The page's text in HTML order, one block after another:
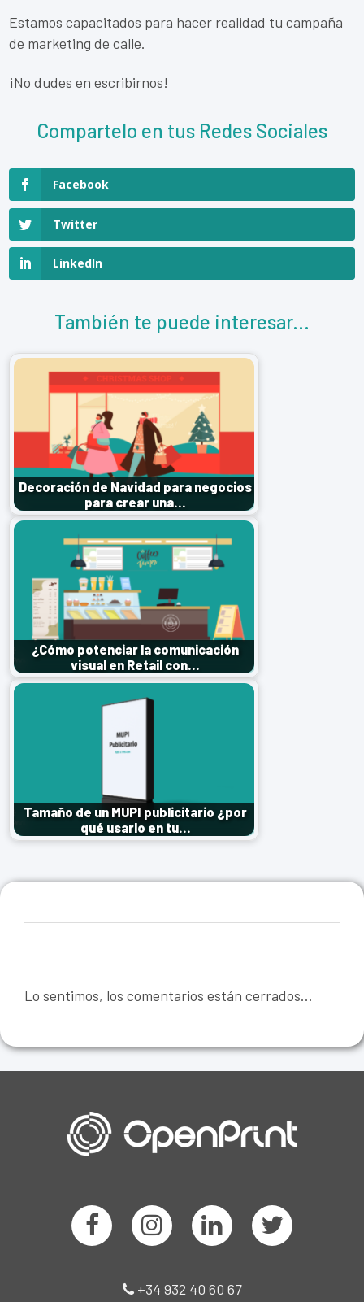
Estamos capacitados para hacer realidad tu campaña
de marketing de calle.
¡No dudes en escribirnos!
Compartelo en tus Redes Sociales
Facebook
Twitter
LinkedIn
También te puede interesar...
Decoración de Navidad para negocios
para crear una…
¿Cómo potenciar la comunicación
visual en Retail con…
Tamaño de un MUPI publicitario ¿por
qué usarlo en tu…
Lo sentimos, los comentarios están cerrados...
+34 932 40 60 67